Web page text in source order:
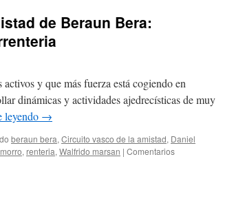
de Beraun Bera:
y que más fuerza está cogiendo en
dinámicas y actividades ajedrecísticas de muy
leyendo →
beraun bera, Circuito vasco de la amistad, Daniel
, renteria, Walfrido marsan | Comentarios